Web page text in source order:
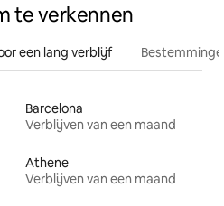
te verkennen
een lang verblijf
Barcelona
Verblijven van een maand
Athene
Verblijven van een maand